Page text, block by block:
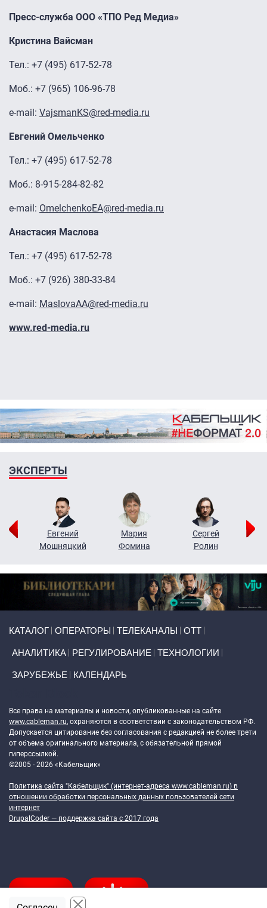
Пресс-служба ООО «ТПО Ред Медиа»
Кристина Вайсман
Тел.: +7 (495) 617-52-78
Моб.: +7 (965) 106-96-78
e-mail: VajsmanKS@red-media.ru
Евгений Омельченко
Тел.: +7 (495) 617-52-78
Моб.: 8-915-284-82-82
e-mail: OmelchenkoEA@red-media.ru
Анастасия Маслова
Тел.: +7 (495) 617-52-78
Моб.: +7 (926) 380-33-84
e-mail: MaslovaAA@red-media.ru
www.red-media.ru
ЭКСПЕРТЫ
Евгений
Мошняцкий
Мария
Фомина
Сергей
Ролин
КАТАЛОГ ОПЕРАТОРЫ ТЕЛЕКАНАЛЫ ОТТ
АНАЛИТИКА РЕГУЛИРОВАНИЕ ТЕХНОЛОГИИ
ЗАРУБЕЖЬЕ КАЛЕНДАРЬ
Все права на материалы и новости, опубликованные на сайте
www.cableman.ru, охраняются в соответствии с законодательством РФ.
Допускается цитирование без согласования с редакцией не более трети
от объема оригинального материала, с обязательной прямой
гиперссылкой.
©2005 - 2026 «Кабельщик»
Политика сайта "Кабельщик" (интернет-адреса www.cableman.ru) в
отношении обработки персональных данных пользователей сети
интернет
DrupalCoder — поддержка сайта c 2017 года